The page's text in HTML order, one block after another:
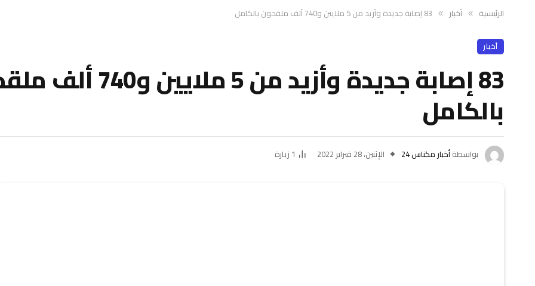
الرئيسية » أخبار » 83 إصابة جديدة وأزيد من 5 ملايين و740 ألف ملقحون بالكامل
أخبار
83 إصابة جديدة وأزيد من 5
بالكامل
بواسطةأخبار مكناس 24 الإثنين، 28 فبراير 2022 1 زيارة